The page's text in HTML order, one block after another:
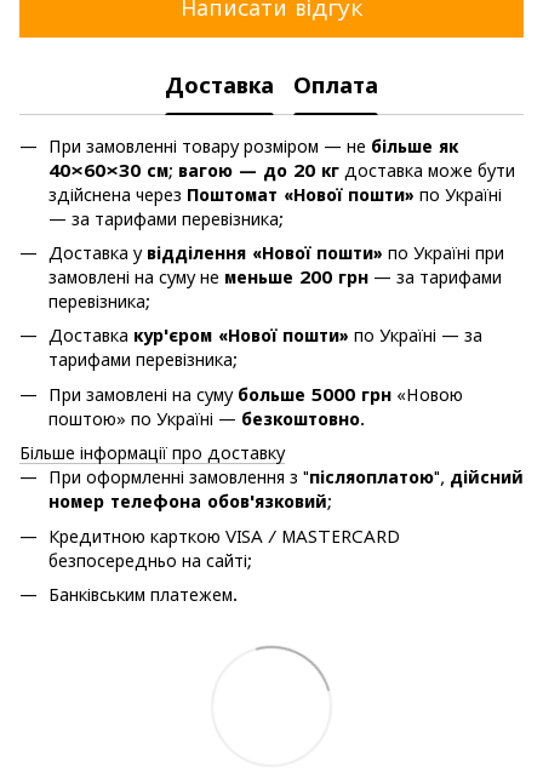
Написати відгук
Доставка Оплата
При замовленні товару розміром — не більше як
40×60×30 см; вагою — до 20 кг доставка може бути
здійснена через Поштомат «Нової пошти» по Україні
— за тарифами перевізника;
Доставка у відділення «Нової пошти» по Україні при
замовлені на суму не меньше 200 грн — за тарифами
перевізника;
Доставка кур'єром «Нової пошти» по Україні — за
тарифами перевізника;
При замовлені на суму больше 5000 грн «Новою
поштою» по Україні — безкоштовно.
Більше інформації про доставку
При оформленні замовлення з "післяоплатою", дійсний
номер телефона обов'язковий;
Кредитною карткою VISA / MASTERCARD
безпосередньо на сайті;
Банківським платежем.